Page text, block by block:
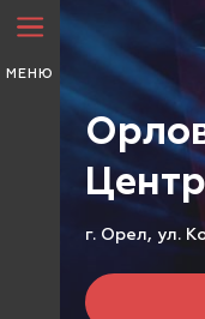
МЕНЮ
г. Орел, ул.